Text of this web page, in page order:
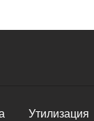
Утилизация